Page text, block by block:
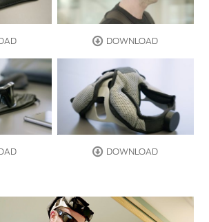
DOWNLOAD
DOWNLOAD